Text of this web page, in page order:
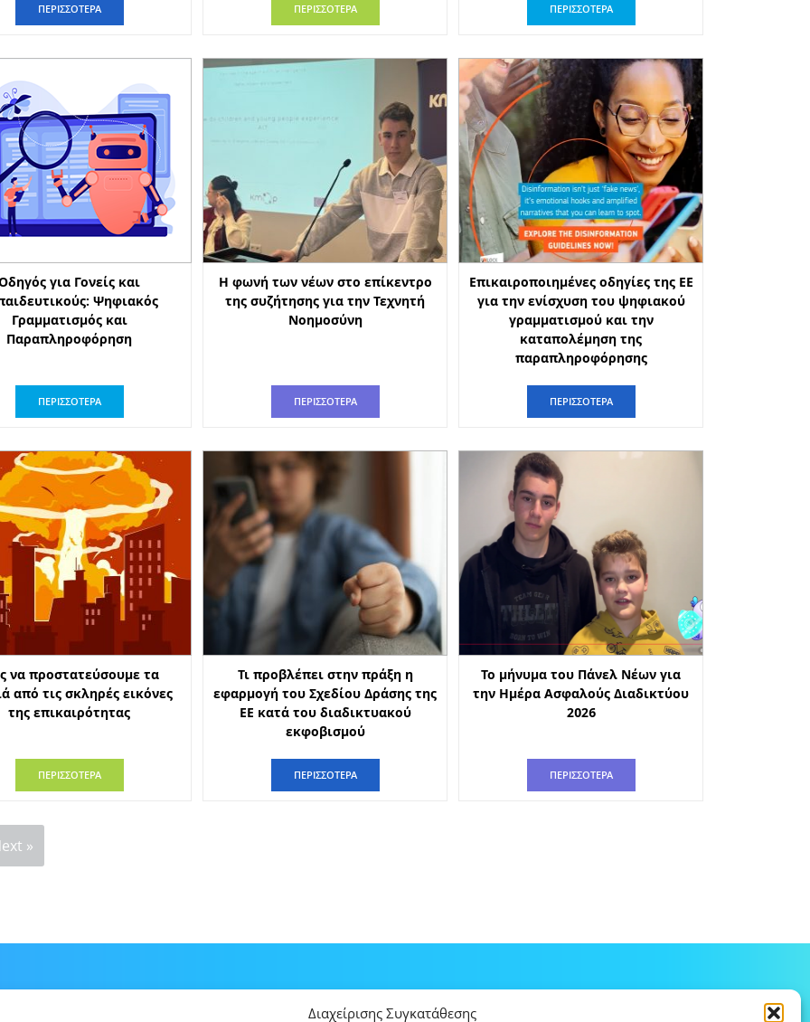
Διαχείρισης Συγκατάθεσης
ΠΕΡΙΣΣΟΤΕΡΑ ΠΕΡΙΣΣΟΤΕΡΑ ΠΕΡΙΣΣΟΤΕΡΑ
για Γονείς και
Ψηφιακός
Γραμματισμός και
Παραπληροφόρηση
ΠΕΡΙΣΣΟΤΕΡΑ
Η φωνή των νέων στο επίκεντρο
της συζήτησης για την Τεχνητή
Νοημοσύνη
ΠΕΡΙΣΣΟΤΕΡΑ
Επικαιροποιημένες οδηγίες της ΕΕ
για την ενίσχυση του ψηφιακού
γραμματισμού και την
καταπολέμηση της
παραπληροφόρησης
ΠΕΡΙΣΣΟΤΕΡΑ
να προστατεύσουμε τα
από τις σκληρές εικόνες
της επικαιρότητας
ΠΕΡΙΣΣΟΤΕΡΑ
Τι προβλέπει στην πράξη η
εφαρμογή του Σχεδίου Δράσης της
ΕΕ κατά του διαδικτυακού
εκφοβισμού
ΠΕΡΙΣΣΟΤΕΡΑ
Το μήνυμα του Πάνελ Νέων για
την Ημέρα Ασφαλούς Διαδικτύου
2026
ΠΕΡΙΣΣΟΤΕΡΑ
»